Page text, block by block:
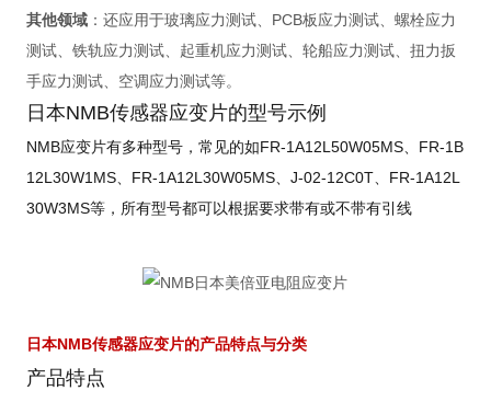
其他领域：还应用于玻璃应力测试、PCB板应力测试、螺栓应力
测试、铁轨应力测试、起重机应力测试、轮船应力测试、扭力扳
手应力测试、空调应力测试等。
日本NMB传感器应变片的型号示例
NMB应变片有多种型号，常见的如FR-1A12L50W05MS、FR-1B
12L30W1MS、FR-1A12L30W05MS、J-02-12C0T、FR-1A12L
30W3MS等，所有型号都可以根据要求带有或不带有引线
日本NMB传感器应变片的产品特点与分类
产品特点